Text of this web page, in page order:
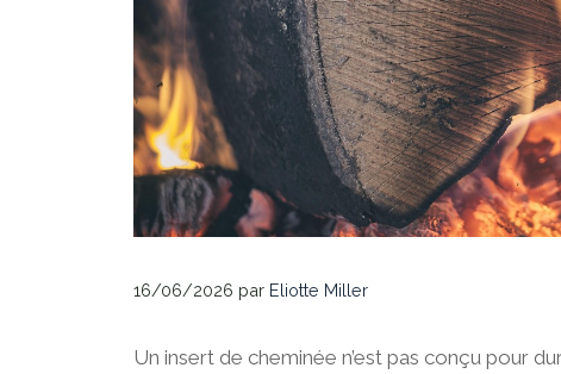
16/06/2026 par Eliotte Miller
Un insert de cheminée n’est pas conçu pour